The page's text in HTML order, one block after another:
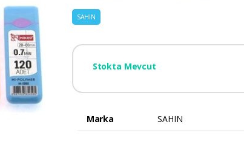
SAHIN
Stokta Mevcut
Marka SAHIN